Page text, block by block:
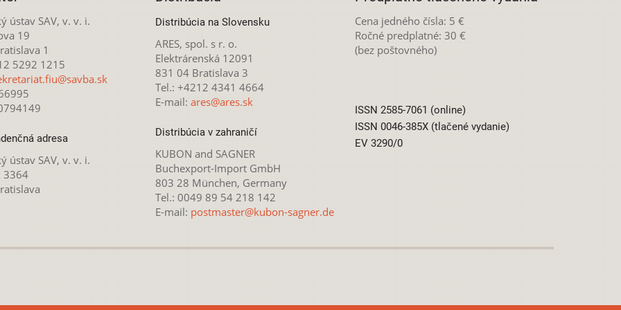
ústav SAV, v. v. i.
19
1
5292 1215
adresa
ústav SAV, v. v. i.
3364
Distribúcia na Slovensku
ARES, spol. s r. o.
Elektrárenská 12091
831 04 Bratislava 3
Tel.: +4212 4341 4664
E-mail: ares@ares.sk
Distribúcia v zahraničí
KUBON and SAGNER
Buchexport-Import GmbH
803 28 München, Germany
Tel.: 0049 89 54 218 142
E-mail: postmaster@kubon-sagner.de
Cena jedného čísla: 5 €
Ročné predplatné: 30 €
(bez poštovného)
ISSN 2585-7061 (online)
ISSN 0046-385X (tlačené vydanie)
EV 3290/0